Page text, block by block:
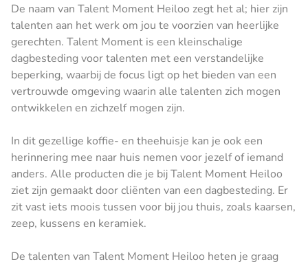
De naam van Talent Moment Heiloo zegt het al; hier zijn
talenten aan het werk om jou te voorzien van heerlijke
gerechten. Talent Moment is een kleinschalige
dagbesteding voor talenten met een verstandelijke
beperking, waarbij de focus ligt op het bieden van een
vertrouwde omgeving waarin alle talenten zich mogen
ontwikkelen en zichzelf mogen zijn.
In dit gezellige koffie- en theehuisje kan je ook een
herinnering mee naar huis nemen voor jezelf of iemand
anders. Alle producten die je bij Talent Moment Heiloo
ziet zijn gemaakt door cliënten van een dagbesteding. Er
zit vast iets moois tussen voor bij jou thuis, zoals kaarsen,
zeep, kussens en keramiek.
De talenten van Talent Moment Heiloo heten je graag